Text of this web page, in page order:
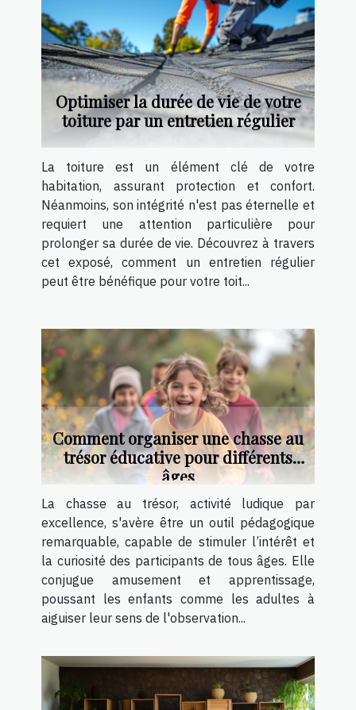
Optimiser la durée de vie de votre
toiture par un entretien régulier
La toiture est un élément clé de votre
habitation, assurant protection et confort.
Néanmoins, son intégrité n'est pas éternelle et
requiert une attention particulière pour
prolonger sa durée de vie. Découvrez à travers
cet exposé, comment un entretien régulier
peut être bénéfique pour votre toit...
Comment organiser une chasse au
trésor éducative pour différents
âges
La chasse au trésor, activité ludique par
excellence, s'avère être un outil pédagogique
remarquable, capable de stimuler l’intérêt et
la curiosité des participants de tous âges. Elle
conjugue amusement et apprentissage,
poussant les enfants comme les adultes à
aiguiser leur sens de l'observation...